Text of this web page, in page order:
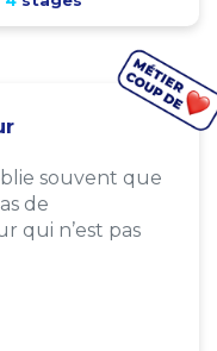
souvent que
de
qui n’est pas